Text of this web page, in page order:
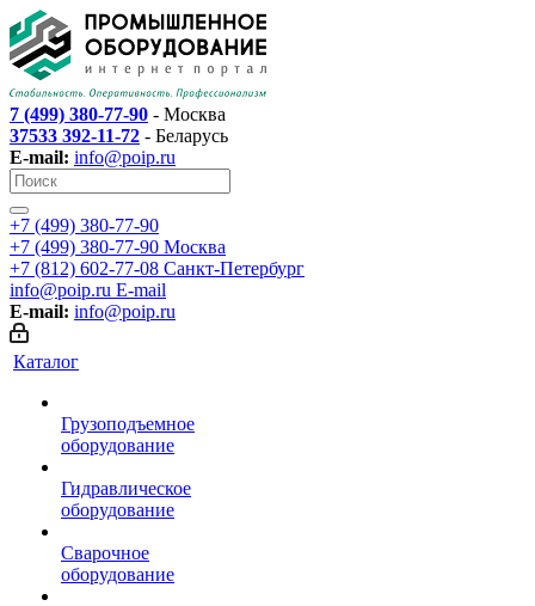
7 (499) 380-77-90 - Москва
37533 392-11-72 - Беларусь
E-mail: info@poip.ru
+7 (499) 380-77-90
+7 (499) 380-77-90 Москва
+7 (812) 602-77-08 Санкт-Петербург
info@poip.ru E-mail
E-mail: info@poip.ru
Каталог
Грузоподъемное
оборудование
Гидравлическое
оборудование
Сварочное
оборудование